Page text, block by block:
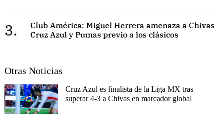
3.
Club América: Miguel Herrera amenaza a Chivas
Cruz Azul y Pumas previo a los clásicos
Otras Noticias
Cruz Azul es finalista de la Liga MX tras
superar 4-3 a Chivas en marcador global